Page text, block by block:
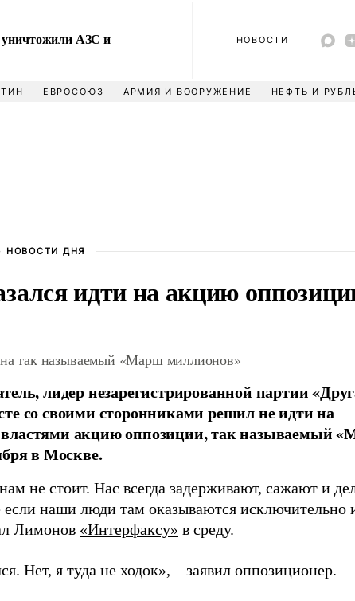
АЗС и
НОВОСТИ
ЕВРОСОЮЗ АРМИЯ И ВООРУЖЕНИЕ НЕФТЬ И
НОВОСТИ ДНЯ
идти на акцию
так называемый «Марш миллионов»
лидер незарегистрированной партии
со своими сторонниками решил не идти на
акцию оппозиции, так называемый
в Москве.
не стоит. Нас всегда задерживают, сажают и
наши люди там оказываются исключительно
Лимонов «Интерфаксу» в среду.
Нет, я туда не ходок», – заявил оппозиционер.